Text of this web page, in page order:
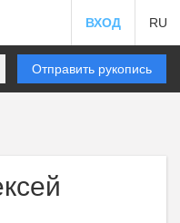
ВХОД RU
Отправить рукопись